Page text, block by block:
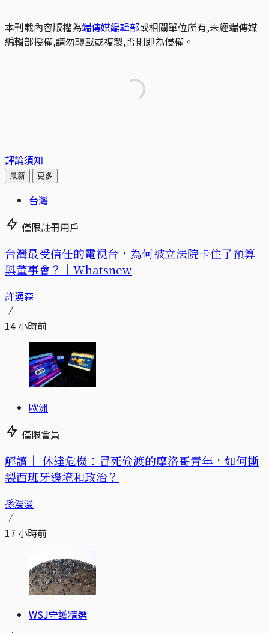
本刊載內容版權為端傳媒編輯部或相關單位所有,未經端傳媒
編輯部授權,請勿轉載或複製,否則即為侵權。
評論須知
最新 更多
台灣
僅限註冊用戶
台灣最受信任的電視台，為何被立法院卡住了預算
與董事會？｜Whatsnew
許湧森
14 小時前
歐洲
僅限會員
解讀｜ 休達危機：冒死偷渡的摩洛哥青年，如何撕
裂西班牙邊境和政治？
孫漫漫
17 小時前
WSJ守護精選